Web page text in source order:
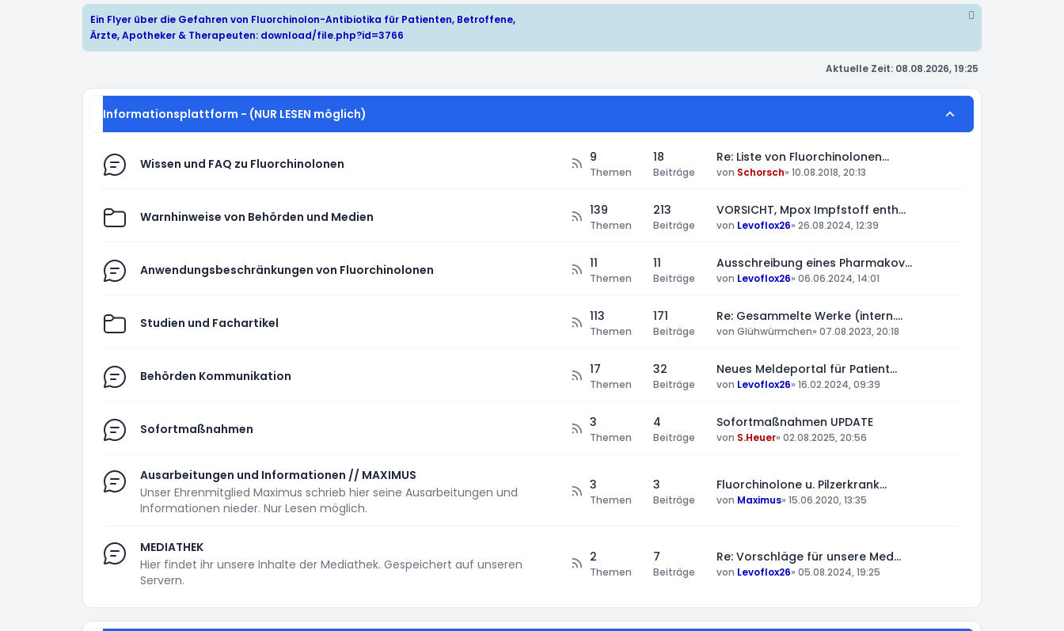
Ein Flyer über die Gefahren von Fluorchinolon-Antibiotika für Patienten, Betroffene,
Ärzte, Apotheker & Therapeuten: download/file.php?id=3766
Aktuelle Zeit: 08.08.2026, 19:25
Informationsplattform - (NUR LESEN möglich)
Wissen und FAQ zu Fluorchinolonen 9
Themen
18
Beiträge
Re: Liste von Fluorchinolonen…
von Schorsch» 10.08.2018, 20:13
Warnhinweise von Behörden und Medien 139
Themen
213
Beiträge
VORSICHT, Mpox Impfstoff enth…
von Levoflox26» 26.08.2024, 12:39
Anwendungsbeschränkungen von Fluorchinolonen 11
Themen
11
Beiträge
Ausschreibung eines Pharmakov…
von Levoflox26» 06.06.2024, 14:01
Studien und Fachartikel 113
Themen
171
Beiträge
Re: Gesammelte Werke (intern.…
von Glühwürmchen» 07.08.2023, 20:18
Behörden Kommunikation 17
Themen
32
Beiträge
Neues Meldeportal für Patient…
von Levoflox26» 16.02.2024, 09:39
Sofortmaßnahmen 3
Themen
4
Beiträge
Sofortmaßnahmen UPDATE
von S.Heuer» 02.08.2025, 20:56
Ausarbeitungen und Informationen // MAXIMUS
Unser Ehrenmitglied Maximus schrieb hier seine Ausarbeitungen und
Informationen nieder. Nur Lesen möglich.
3
Themen
3
Beiträge
Fluorchinolone u. Pilzerkrank…
von Maximus» 15.06.2020, 13:35
MEDIATHEK
Hier findet ihr unsere Inhalte der Mediathek. Gespeichert auf unseren
Servern.
2
Themen
7
Beiträge
Re: Vorschläge für unsere Med…
von Levoflox26» 05.08.2024, 19:25